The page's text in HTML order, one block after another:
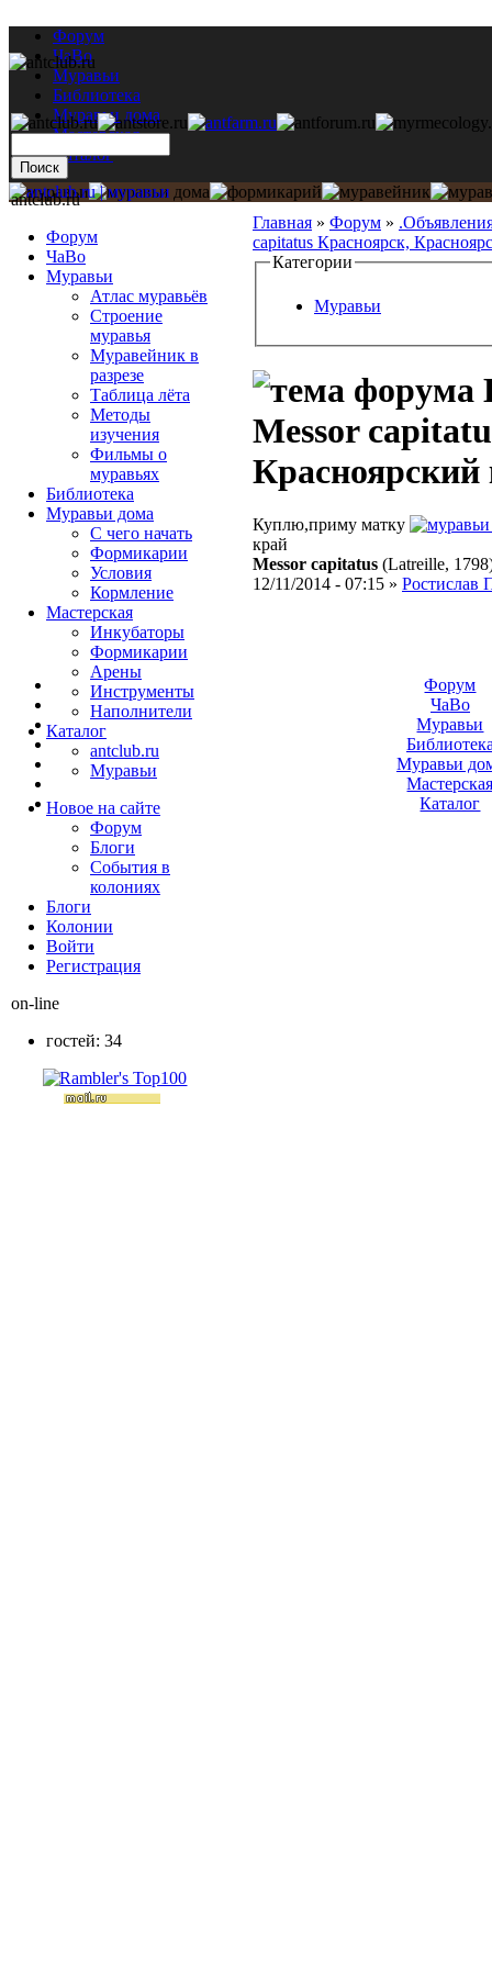
Форум
ЧаВо
Муравьи
Библиотека
Муравьи дома
Мастерская
Каталог
Главная » Форум »
capitatus Красноярск,
Категории
Муравьи
Messor
Красноярский
Куплю,приму матку
край
Messor capitatus (Latreille,
12/11/2014 - 07:15 » Ростислав
antclub.ru
Форум
ЧаВо
Муравьи
Атлас муравьёв
Строение
муравья
Муравейник в
разрезе
Таблица лёта
Методы
изучения
Фильмы о
муравьях
Библиотека
Муравьи дома
С чего начать
Формикарии
Условия
Кормление
Мастерская
Инкубаторы
Формикарии
Арены
Инструменты
Наполнители
Каталог
antclub.ru
Муравьи
Новое на сайте
Форум
Блоги
События в
колониях
Блоги
Колонии
Войти
Peгиcтpaция
on-line
гостей: 34
Форум
ЧаВо
Муравьи
Муравьи
Каталог